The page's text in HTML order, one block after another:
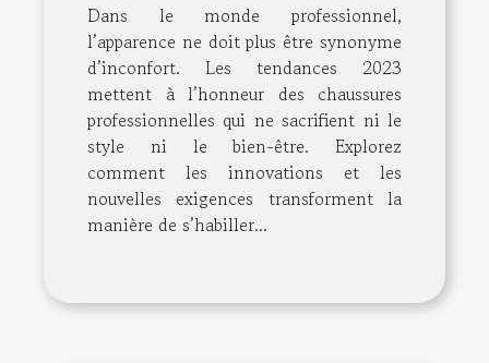
Dans le monde professionnel,
l’apparence ne doit plus être synonyme
d’inconfort. Les tendances 2023
mettent à l’honneur des chaussures
professionnelles qui ne sacrifient ni le
style ni le bien-être. Explorez
comment les innovations et les
nouvelles exigences transforment la
manière de s’habiller...